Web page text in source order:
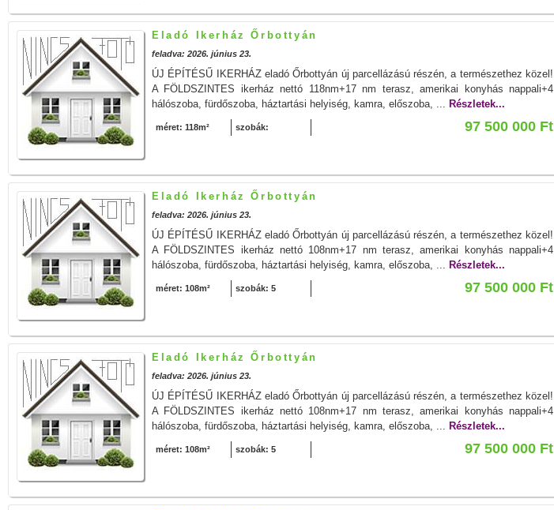
Eladó Ikerház Őrbottyán
feladva: 2026. június 23.
ÚJ ÉPÍTÉSŰ IKERHÁZ eladó Őrbottyán új parcellázású részén, a természethez közel!
A FÖLDSZINTES ikerház nettó 118nm+17 nm terasz, amerikai konyhás nappali+4
hálószoba, fürdőszoba, háztartási helyiség, kamra, előszoba, ... Részletek...
méret: 118m² szobák: 97 500 000 Ft
Eladó Ikerház Őrbottyán
feladva: 2026. június 23.
ÚJ ÉPÍTÉSŰ IKERHÁZ eladó Őrbottyán új parcellázású részén, a természethez közel!
A FÖLDSZINTES ikerház nettó 108nm+17 nm terasz, amerikai konyhás nappali+4
hálószoba, fürdőszoba, háztartási helyiség, kamra, előszoba, ... Részletek...
méret: 108m² szobák: 5 97 500 000 Ft
Eladó Ikerház Őrbottyán
feladva: 2026. június 23.
ÚJ ÉPÍTÉSŰ IKERHÁZ eladó Őrbottyán új parcellázású részén, a természethez közel!
A FÖLDSZINTES ikerház nettó 108nm+17 nm terasz, amerikai konyhás nappali+4
hálószoba, fürdőszoba, háztartási helyiség, kamra, előszoba, ... Részletek...
méret: 108m² szobák: 5 97 500 000 Ft